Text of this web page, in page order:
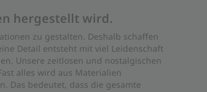
hergestellt wird.
zu gestalten. Deshalb schaffen
Detail entsteht mit viel Leidenschaft
Unsere zeitlosen und nostalgischen
alles wird aus Materialien
Das bedeutet, dass die gesamte